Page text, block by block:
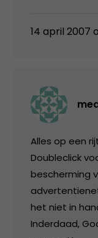
14 april 2007
Alles op een
Doubleclick
bescherming
het niet in
Inderdaad,